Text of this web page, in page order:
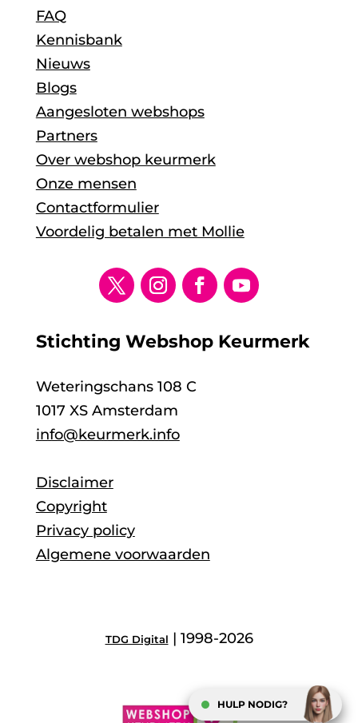
FAQ
Kennisbank
Nieuws
Blogs
Aangesloten webshops
Partners
Over webshop keurmerk
Onze mensen
Contactformulier
Voordelig betalen met Mollie
Stichting Webshop Keurmerk
Weteringschans 108 C
1017 XS Amsterdam
info@keurmerk.info
Disclaimer
Copyright
Privacy policy
Algemene voorwaarden
TDG Digital | 1998-2026
HULP NODIG?